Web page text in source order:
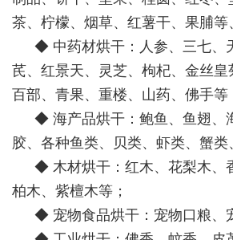
茶、柠檬、烟草、红薯干、果脯等
◆ 中药材烘干：人参、三七、
芪、红景天、灵芝、枸杞、金丝皇
百部、青果、重楼、山药、佛手等
◆ 海产品烘干：鲍鱼、鱼翅、
胶、各种鱼类、贝类、虾类、蟹类
◆ 木材烘干：红木、花梨木、
柏木、紫檀木等；
◆ 宠物食品烘干：宠物口粮、